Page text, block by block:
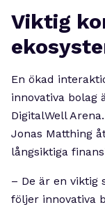
Viktig
En ökad
innovativa bolag
DigitalWell
Jonas Matthing
långsiktiga
– De är en viktig
följer innovativa